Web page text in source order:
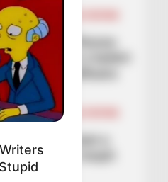
STATIKE
LEGJIONARËT
Manaj i jep fitoren
golin e katërt
të zhvilluara
Sport Ekspres
STATIKE BOTA STATIKE
SERIE A
në minutat e
i shpëton turpit